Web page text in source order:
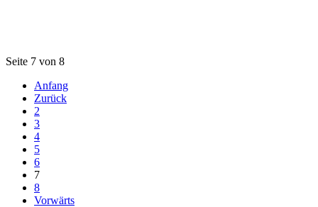
Seite 7 von 8
Anfang
Zurück
2
3
4
5
6
7
8
Vorwärts